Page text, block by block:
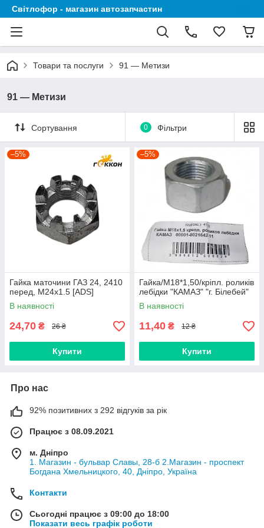
Світлофор - магазин автозапчастин
Товари та послуги 91 — Метизи
91 — Метизи
Сортування 0 Фільтри
–5%
Гайка маточини ГАЗ 24, 2410
перед, М24х1.5 [ADS]
В наявності
24,70 ₴ 26 ₴
Купити
–5%
Гайка/М18*1,50/кріпл. роликів
лебідки "КАМАЗ" "г. Білебей"
В наявності
11,40 ₴ 12 ₴
Купити
Про нас
92% позитивних з 292 відгуків за рік
Працює з 08.09.2021
м. Дніпро
1. Магазин - бульвар Славы, 28-б 2.Магазин - проспект
Богдана Хмельницкого, 40, Дніпро, Україна
Контакти
Сьогодні працює з 09:00 до 18:00
Показати весь графік роботи